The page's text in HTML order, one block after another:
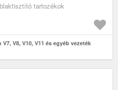
tartozékok
V8, V10, V11 és egyéb vezeték